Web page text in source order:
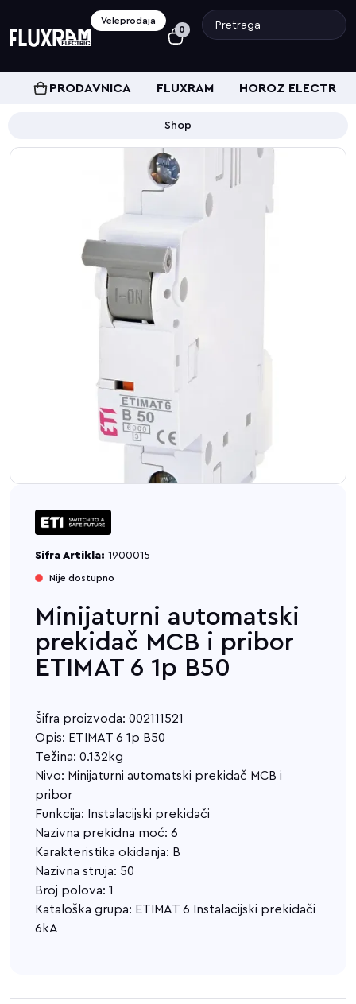
Veleprodaja
0
PRODAVNICA FLUXRAM HOROZ ELECTRIC
Shop
Sifra Artikla: 1900015
Nije dostupno
Minijaturni automatski
prekidač MCB i pribor
ETIMAT 6 1p B50
Šifra proizvoda: 002111521
Opis: ETIMAT 6 1p B50
Težina: 0.132kg
Nivo: Minijaturni automatski prekidač MCB i
pribor
Funkcija: Instalacijski prekidači
Nazivna prekidna moć: 6
Karakteristika okidanja: B
Nazivna struja: 50
Broj polova: 1
Kataloška grupa: ETIMAT 6 Instalacijski prekidači
6kA